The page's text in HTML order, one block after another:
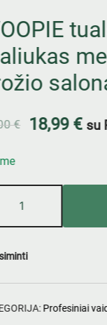
€ 18,99 € su
Profesiniai